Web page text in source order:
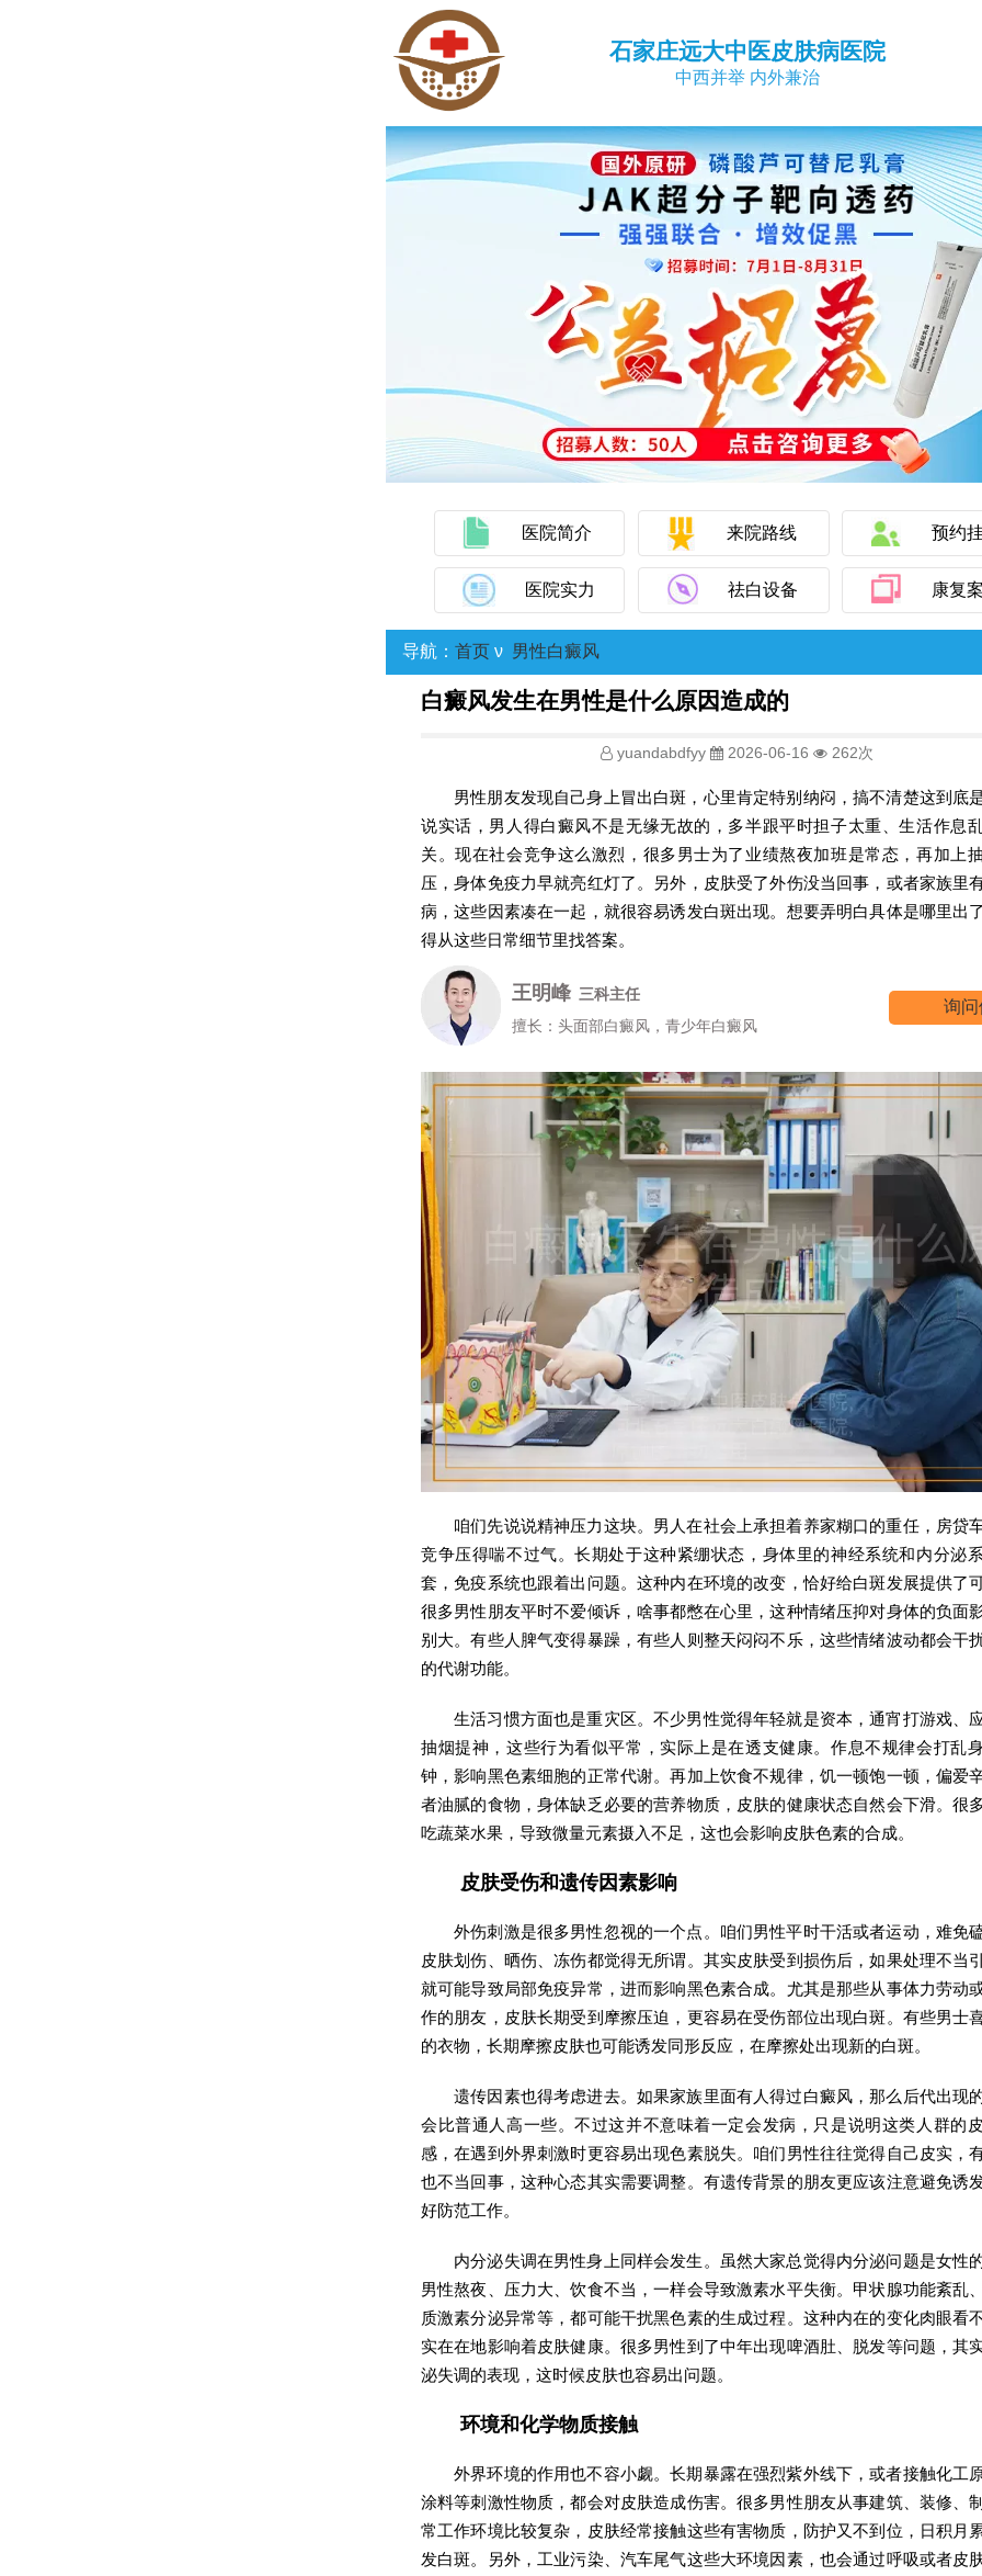
石家庄远大中医皮肤病医院
中西并举 内外兼治
医院简介 来院路线 预约
医院实力 祛白设备 康复
导航： 首页 ν 男性白癜风
白癜风发生在男性是什么原因造成的
yuandabdfyy 2026-06-16 262次
男性朋友发现自己身上冒出白斑，心里肯定特别纳闷，搞不清楚这到底
说实话，男人得白癜风不是无缘无故的，多半跟平时担子太重、生活作息
关。现在社会竞争这么激烈，很多男士为了业绩熬夜加班是常态，再加上
压，身体免疫力早就亮红灯了。另外，皮肤受了外伤没当回事，或者家族里
病，这些因素凑在一起，就很容易诱发白斑出现。想要弄明白具体是哪里出
得从这些日常细节里找答案。
王明峰 三科主任
擅长：头面部白癜风，青少年白癜风
询
咱们先说说精神压力这块。男人在社会上承担着养家糊口的重任，房贷
竞争压得喘不过气。长期处于这种紧绷状态，身体里的神经系统和内分泌
套，免疫系统也跟着出问题。这种内在环境的改变，恰好给白斑发展提供了
很多男性朋友平时不爱倾诉，啥事都憋在心里，这种情绪压抑对身体的负面
别大。有些人脾气变得暴躁，有些人则整天闷闷不乐，这些情绪波动都会干
的代谢功能。
生活习惯方面也是重灾区。不少男性觉得年轻就是资本，通宵打游戏、
抽烟提神，这些行为看似平常，实际上是在透支健康。作息不规律会打乱
钟，影响黑色素细胞的正常代谢。再加上饮食不规律，饥一顿饱一顿，偏爱
者油腻的食物，身体缺乏必要的营养物质，皮肤的健康状态自然会下滑。很
吃蔬菜水果，导致微量元素摄入不足，这也会影响皮肤色素的合成。
皮肤受伤和遗传因素影响
外伤刺激是很多男性忽视的一个点。咱们男性平时干活或者运动，难免
皮肤划伤、晒伤、冻伤都觉得无所谓。其实皮肤受到损伤后，如果处理不当
就可能导致局部免疫异常，进而影响黑色素合成。尤其是那些从事体力劳动
作的朋友，皮肤长期受到摩擦压迫，更容易在受伤部位出现白斑。有些男士
的衣物，长期摩擦皮肤也可能诱发同形反应，在摩擦处出现新的白斑。
遗传因素也得考虑进去。如果家族里面有人得过白癜风，那么后代出现
会比普通人高一些。不过这并不意味着一定会发病，只是说明这类人群的
感，在遇到外界刺激时更容易出现色素脱失。咱们男性往往觉得自己皮实，
也不当回事，这种心态其实需要调整。有遗传背景的朋友更应该注意避免诱
好防范工作。
内分泌失调在男性身上同样会发生。虽然大家总觉得内分泌问题是女性
男性熬夜、压力大、饮食不当，一样会导致激素水平失衡。甲状腺功能紊乱
质激素分泌异常等，都可能干扰黑色素的生成过程。这种内在的变化肉眼看
实在在地影响着皮肤健康。很多男性到了中年出现啤酒肚、脱发等问题，其
泌失调的表现，这时候皮肤也容易出问题。
环境和化学物质接触
外界环境的作用也不容小觑。长期暴露在强烈紫外线下，或者接触化工
涂料等刺激性物质，都会对皮肤造成伤害。很多男性朋友从事建筑、装修、
常工作环境比较复杂，皮肤经常接触这些有害物质，防护又不到位，日积月
发白斑。另外，工业污染、汽车尾气这些大环境因素，也会通过呼吸或者皮